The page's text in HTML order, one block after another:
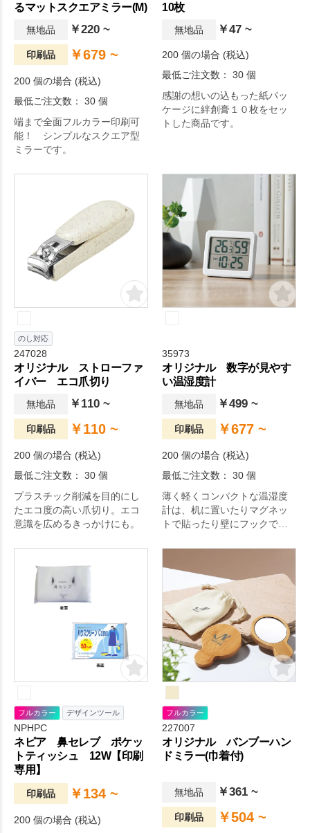
るマットスクエアミラー(M)
無地品 ￥220 ~
印刷品 ￥679 ~
200 個の場合 (税込)
最低ご注文数： 30 個
端まで全面フルカラー印刷可
能！ シンプルなスクエア型
ミラーです。
10枚
無地品 ￥47 ~
200 個の場合 (税込)
最低ご注文数： 30 個
感謝の想いの込もった紙パッ
ケージに絆創膏１０枚をセッ
トした商品です。
のし対応
247028
オリジナル ストローファ
イバー エコ爪切り
無地品 ￥110 ~
印刷品 ￥110 ~
200 個の場合 (税込)
最低ご注文数： 30 個
プラスチック削減を目的にし
たエコ度の高い爪切り。エコ
意識を広めるきっかけにも。
35973
オリジナル 数字が見やす
い温湿度計
無地品 ￥499 ~
印刷品 ￥677 ~
200 個の場合 (税込)
最低ご注文数： 30 個
薄く軽くコンパクトな温湿度
計は、机に置いたりマグネッ
トで貼ったり壁にフックで下
せん。
フルカラー デザインツール
NPHPC
ネピア 鼻セレブ ポケッ
トティッシュ 12W【印刷
専用】
印刷品 ￥134 ~
200 個の場合 (税込)
フルカラー
227007
オリジナル バンブーハン
ドミラー(巾着付)
無地品 ￥361 ~
印刷品 ￥504 ~